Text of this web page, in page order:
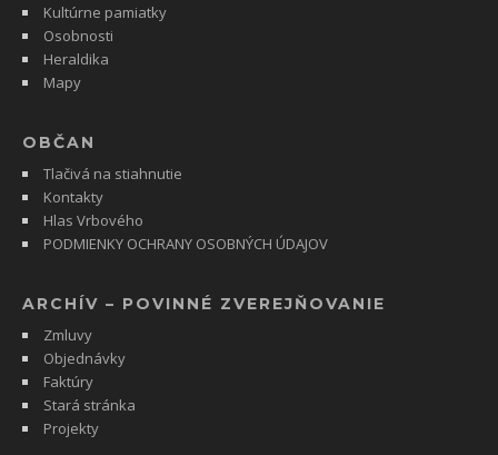
Kultúrne pamiatky
Osobnosti
Heraldika
Mapy
OBČAN
Tlačivá na stiahnutie
Kontakty
Hlas Vrbového
PODMIENKY OCHRANY OSOBNÝCH ÚDAJOV
ARCHÍV – POVINNÉ ZVEREJŇOVANIE
Zmluvy
Objednávky
Faktúry
Stará stránka
Projekty